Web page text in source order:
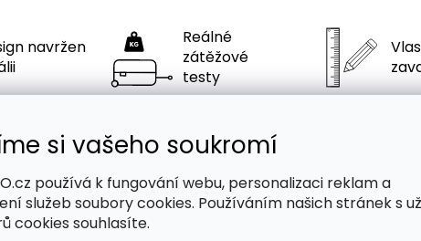
si vašeho soukromí
používá k fungování webu, personalizaci reklam a
služeb soubory cookies. Používáním našich stránek s
cookies souhlasíte.
navržen
Reálné
zátěžové
testy
tady pro Vás